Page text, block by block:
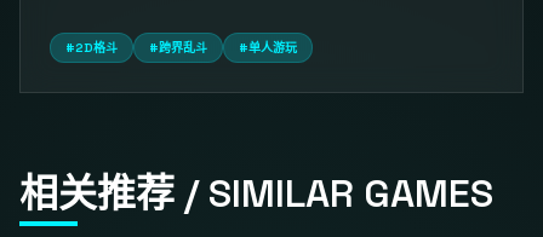
#2D格斗 #跨界乱斗 #单人游玩
相关推荐 / SIMILAR GAMES